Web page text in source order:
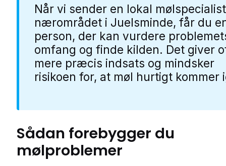
Når vi sender en lokal
nærområdet i Juelsminde, får du
person, der kan vurdere
omfang og finde kilden. Det giver
mere præcis indsats og mindsker
risikoen for, at møl hurtigt kommer
Sådan forebygger du
mølproblemer